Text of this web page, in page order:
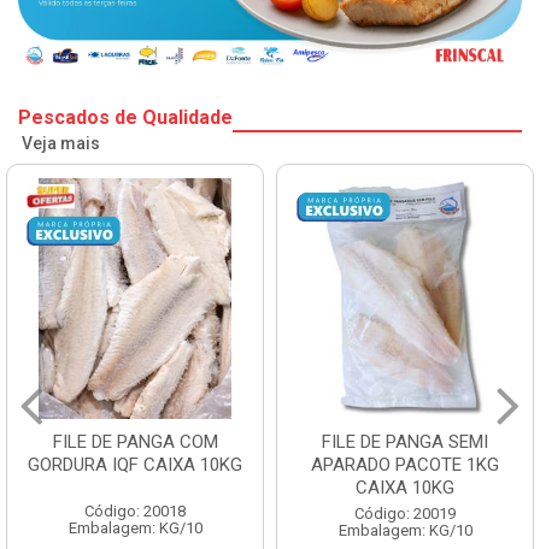
Pescados de Qualidade
Veja mais
FILE DE PANGA SEMI
APARADO PACOTE 1KG
Código: 20019
Embalagem: KG/10
POLACA DESFIADA
PESCAMARES PCT5KG
CX10KG
Código: 20161
Embalagem: KG/10